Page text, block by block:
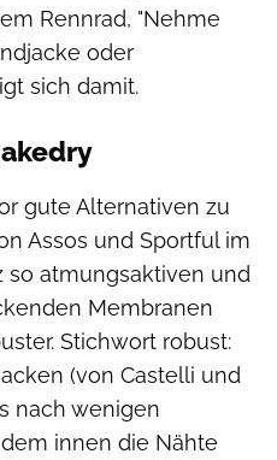
Rennrad, "Nehme
oder
sich damit.
gute Alternativen zu
Assos und Sportful im
so atmungsaktiven und
Membranen
Stichwort robust:
(von Castelli und
nach wenigen
innen die Nähte